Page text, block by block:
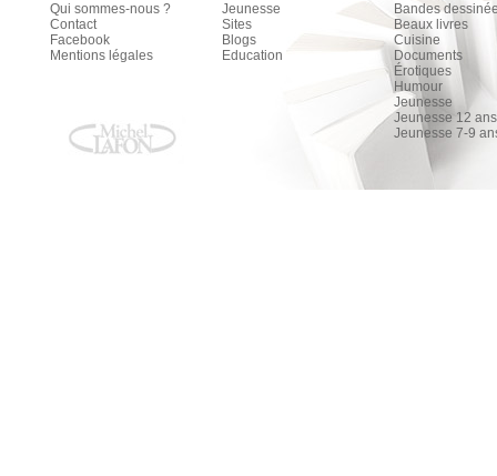
Qui sommes-nous ?
Contact
Facebook
Mentions légales
Jeunesse
Sites
Blogs
Education
Bandes
Beaux livres
Cuisine
Documents
Érotiques
Humour
Jeunesse
Jeunesse 12
Jeunesse 7-9